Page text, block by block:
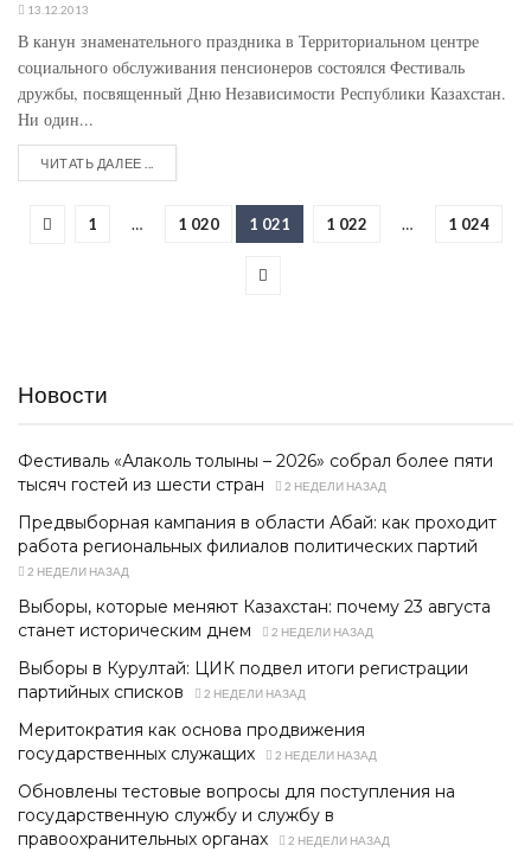
13.12.2013
В канун знаменательного праздника в Территориальном центре
социального обслуживания пенсионеров состоялся Фестиваль
дружбы, посвященный Дню Независимости Республики Казахстан.
Ни один...
ЧИТАТЬ ДАЛЕЕ ...
1 … 1 020 1 021 1 022 … 1 024
Новости
Фестиваль «Алаколь толқыны – 2026» собрал более пяти
тысяч гостей из шести стран
2 НЕДЕЛИ НАЗАД
Предвыборная кампания в области Абай: как проходит
работа региональных филиалов политических партий
2 НЕДЕЛИ НАЗАД
Выборы, которые меняют Казахстан: почему 23 августа
станет историческим днем
2 НЕДЕЛИ НАЗАД
Выборы в Курултай: ЦИК подвел итоги регистрации
партийных списков
2 НЕДЕЛИ НАЗАД
Меритократия как основа продвижения
государственных служащих
2 НЕДЕЛИ НАЗАД
Обновлены тестовые вопросы для поступления на
государственную службу и службу в
правоохранительных органах
2 НЕДЕЛИ НАЗАД